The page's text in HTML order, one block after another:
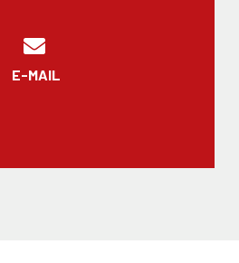
E-MAIL